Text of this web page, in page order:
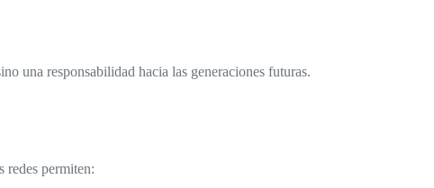
una responsabilidad hacia las generaciones futuras.
redes permiten: